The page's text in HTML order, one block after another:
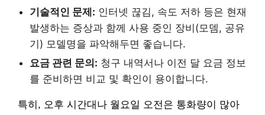
기술적인 문제: 인터넷 끊김, 속도 저하 등은 현재
발생하는 증상과 함께 사용 중인 장비(모뎀, 공유
기) 모델명을 파악해두면 좋습니다.
요금 관련 문의: 청구 내역서나 이전 달 요금 정보
를 준비하면 비교 및 확인이 용이합니다.
특히, 오후 시간대나 월요일 오전은 통화량이 많아